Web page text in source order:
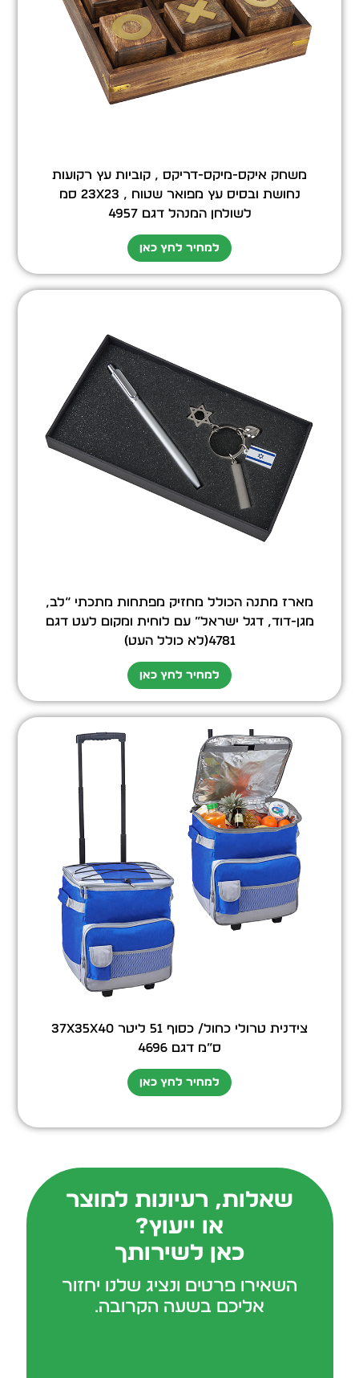
משחק איקס-מיקס-דריקס , קוביות עץ רקועות
נחושת ובסיס עץ מפואר שטוח , 23X23 סמ
לשולחן המנהל דגם 4957
למחיר לחץ כאן
מארז מתנה הכולל מחזיק מפתחות מתכתי “לב,
מגן-דוד, דגל ישראל” עם לוחית ומקום לעט דגם
4781(לא כולל העט)
למחיר לחץ כאן
צידנית טרולי כחול/ כסוף 51 ליטר 37X35X40
ס”מ דגם 4696
למחיר לחץ כאן
שאלות, רעיונות למוצר
או ייעוץ?
כאן לשירותך
השאירו פרטים ונציג שלנו יחזור
אליכם בשעה הקרובה.